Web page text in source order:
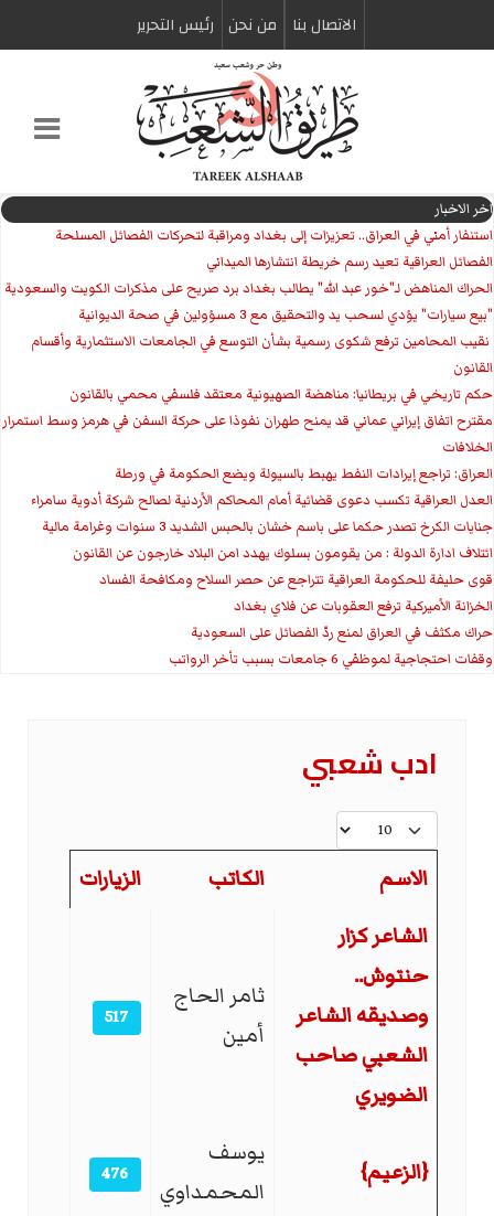
الاتصال بنا من نحن رئیس التحریر
اخر الاخبار
استنفار أمني في العراق.. تعزيزات إلى بغداد ومراقبة لتحركات الفصائل المسلحة
الفصائل العراقية تعيد رسم خريطة انتشارها الميداني
الحراك المناهض لـ"خور عبد الله" يطالب بغداد برد صريح على مذكرات الكويت والسعودية
"بيع سيارات" يؤدي لسحب يد والتحقيق مع 3 مسؤولين في صحة الديوانية
‏ نقيب المحامين ترفع شكوى رسمية بشأن التوسع في الجامعات الاستثمارية وأقسام
القانون
حكم تاريخي في بريطانيا: مناهضة الصهيونية معتقد فلسفي محمي بالقانون
مقترح اتفاق إيراني عماني قد يمنح طهران نفوذا على حركة السفن في هرمز وسط استمرار
الخلافات
العراق: تراجع إيرادات النفط يهبط بالسيولة ويضع الحكومة في ورطة
العدل العراقية تكسب دعوى قضائية أمام المحاكم الأردنية لصالح شركة أدوية سامراء
جنايات الكرخ تصدر حكما على باسم خشان بالحبس الشديد 3 سنوات وغرامة مالية
ائتلاف ادارة الدولة : من يقومون بسلوك يهدد امن البلاد خارجون عن القانون
قوى حليفة للحكومة العراقية تتراجع عن حصر السلاح ومكافحة الفساد
الخزانة الأميركية ترفع العقوبات عن فلاي بغداد
حراك مكثف في العراق لمنع ردّ الفصائل على السعودية
وقفات احتجاجية لموظفي 6 جامعات بسبب تأخر الرواتب
ادب شعبي
عدد الإظهارات:
المقالات
الاسم الكاتب
الزيارات
الشاعر كزار
حنتوش..
وصديقه الشاعر
الشعبي صاحب
الضويري
ثامر الحاج
أمين
517
{الزعيم}
يوسف
المحمداوي
476